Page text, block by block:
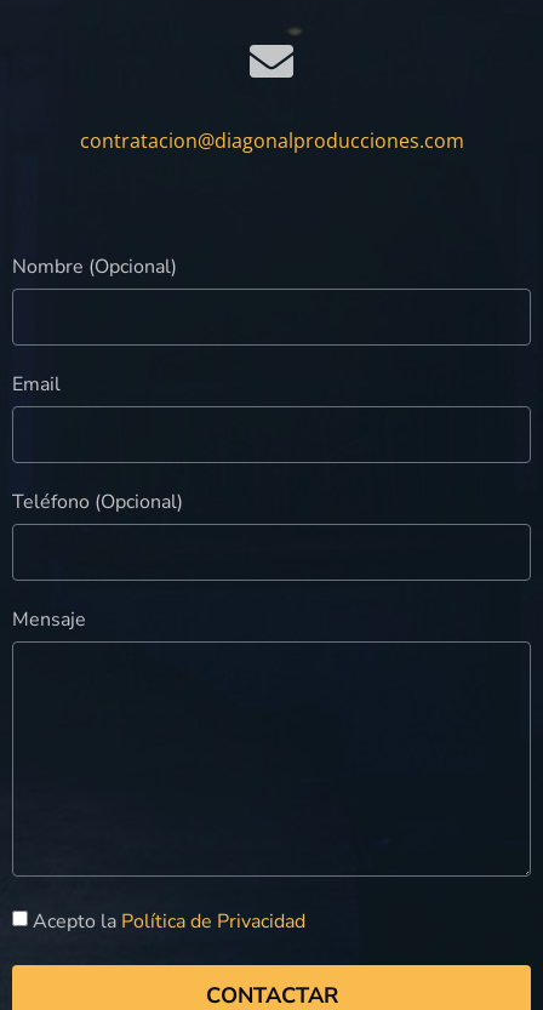
contratacion@diagonalproducciones.com
Nombre (Opcional)
Email
Teléfono (Opcional)
Mensaje
Acepto la Política de Privacidad
CONTACTAR